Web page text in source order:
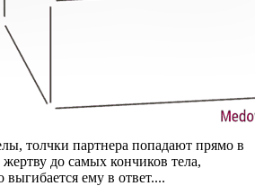
толчки партнера попадают прямо в
до самых кончиков тела,
выгибается ему в ответ....